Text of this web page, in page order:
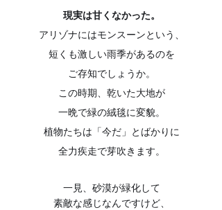
現実は甘くなかった。
アリゾナにはモンスーンという、
短くも激しい雨季があるのを
ご存知でしょうか。
この時期、乾いた大地が
一晩で緑の絨毯に変貌。
植物たちは「今だ」とばかりに
全力疾走で芽吹きます。
一見、砂漠が緑化して
素敵な感じなんですけど、